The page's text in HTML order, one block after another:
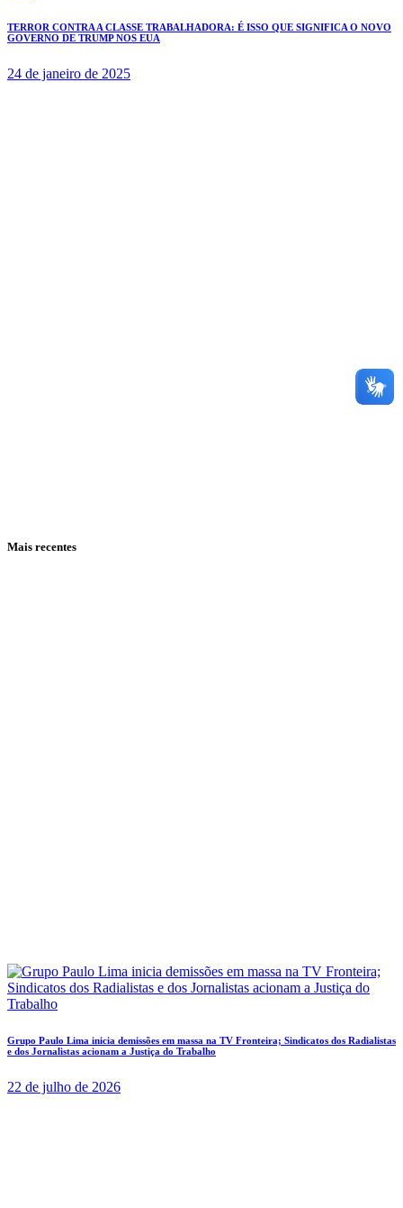
TERROR CONTRA A CLASSE TRABALHADORA: É ISSO QUE SIGNIFICA O NOVO
GOVERNO DE TRUMP NOS EUA
24 de janeiro de 2025
Mais recentes
Grupo Paulo Lima inicia demissões em massa na TV Fronteira; Sindicatos dos Radialistas
e dos Jornalistas acionam a Justiça do Trabalho
22 de julho de 2026